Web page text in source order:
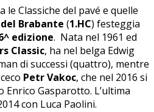
Classiche del pavé e quelle
Brabante (1.HC) festeggia
edizione. Nata nel 1961 ed
Classic, ha nel belga Edwig
di successi (quattro), mentre
Petr Vakoc, che nel 2016 si
Enrico Gasparotto. L’ultima
con Luca Paolini.